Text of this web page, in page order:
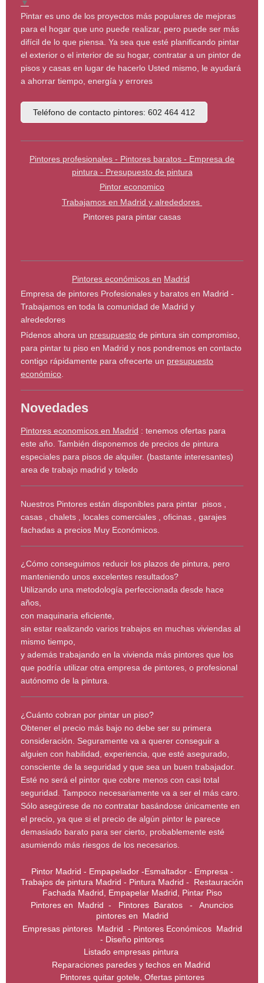
▼
Pintar es uno de los proyectos más populares de mejoras
para el hogar que uno puede realizar, pero puede ser más
difícil de lo que piensa. Ya sea que esté planificando pintar
el exterior o el interior de su hogar, contratar a un pintor de
pisos y casas en lugar de hacerlo Usted mismo, le ayudará
a ahorrar tiempo, energía y errores
Teléfono de contacto pintores: 602 464 412
Pintores profesionales - Pintores baratos - Empresa de
pintura - Presupuesto de pintura
Pintor economico
Trabajamos en Madrid y alrededores
Pintores para pintar casas
Pintores económicos en Madrid
Empresa de pintores Profesionales y baratos en Madrid -
Trabajamos en toda la comunidad de Madrid y
alrededores
Pídenos ahora un presupuesto de pintura sin compromiso,
para pintar tu piso en Madrid y nos pondremos en contacto
contigo rápidamente para ofrecerte un presupuesto
económico
Novedades
Pintores economicos en Madrid : tenemos ofertas para
este año. También disponemos de precios de pintura
especiales para pisos de alquiler. (bastante interesantes)
area de trabajo madrid y toledo
Nuestros Pintores están disponibles para pintar pisos ,
casas , chalets , locales comerciales , oficinas , garajes
fachadas a precios Muy Económicos.
¿Cómo conseguimos reducir los plazos de pintura, pero
manteniendo unos excelentes resultados?
Utilizando una metodología perfeccionada desde hace
años,
con maquinaria eficiente,
sin estar realizando varios trabajos en muchas viviendas al
mismo tiempo,
y además trabajando en la vivienda más pintores que los
que podría utilizar otra empresa de pintores, o profesional
autónomo de la pintura.
¿Cuánto cobran por pintar un piso?
Obtener el precio más bajo no debe ser su primera
consideración. Seguramente va a querer conseguir a
alguien con habilidad, experiencia, que esté asegurado,
consciente de la seguridad y que sea un buen trabajador.
Esté no será el pintor que cobre menos con casi total
seguridad. Tampoco necesariamente va a ser el más caro.
Sólo asegúrese de no contratar basándose únicamente en
el precio, ya que si el precio de algún pintor le parece
demasiado barato para ser cierto, probablemente esté
asumiendo más riesgos de los necesarios.
Pintor Madrid - Empapelador -Esmaltador - Empresa -
Trabajos de pintura Madrid - Pintura Madrid - Restauración
Fachada Madrid, Empapelar Madrid, Pintar Piso
Pintores en Madrid - Pintores Baratos - Anuncios
pintores en Madrid
Empresas pintores Madrid - Pintores Económicos Madrid
- Diseño pintores
Listado empresas pintura
Reparaciones paredes y techos en Madrid
Pintores quitar gotele, Ofertas pintores